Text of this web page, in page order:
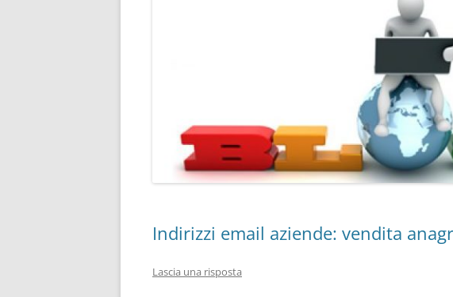
Indirizzi email aziende: vendita
Lascia una risposta